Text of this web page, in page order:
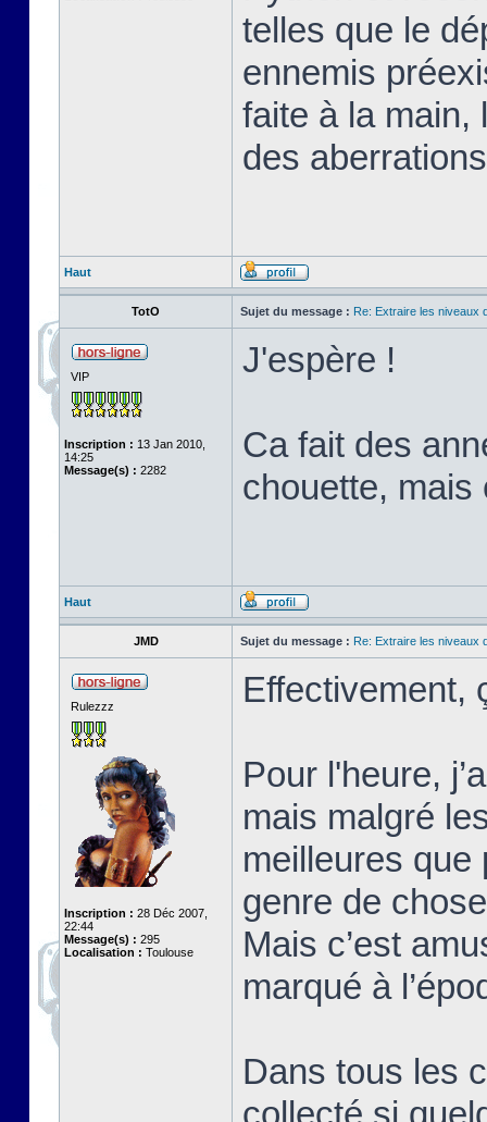
telles que le
ennemis
faite à la main,
des
Haut
TotO Sujet du message : Re: Extraire les niveaux
VIP
Inscription : 13 Jan 2010,
14:25
Message(s) : 2282
J'espère !
Ca fait des
chouette, mais
Haut
JMD Sujet du message : Re: Extraire les niveaux
Rulezzz
Inscription : 28 Déc 2007,
22:44
Message(s) : 295
Localisation : Toulouse
Effectivement,
Pour l'heure,
mais malgré
meilleures que
genre de
Mais c’est
marqué à
Dans tous les
collecté si